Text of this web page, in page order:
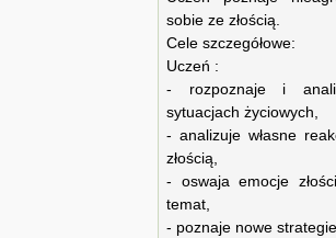
sobie ze złością.
Cele szczegółowe:
Uczeń :
- rozpoznaje i
sytuacjach życiowych,
- analizuje własne
złością,
- oswaja emocje
temat,
- poznaje nowe